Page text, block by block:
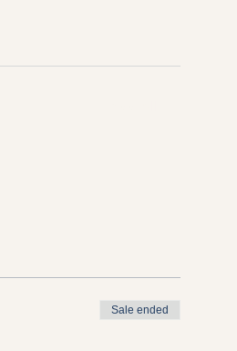
Sale ended